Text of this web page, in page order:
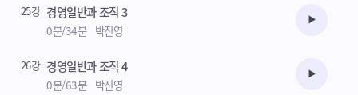
25강 경영일반과 조직 3
0분/34분 박진영 수강준비
26강 경영일반과 조직 4
0분/63분 박진영 수강준비